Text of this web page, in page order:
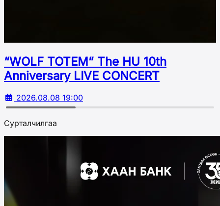
“WOLF TOTEM” The HU 10th
Аnniversary LIVE CONCERT
2026.08.08 19:00
Сурталчилгаа